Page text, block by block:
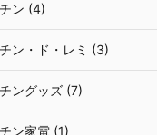
ン (4)
ン・ド・レミ (3)
ングッズ (7)
ン家電 (1)